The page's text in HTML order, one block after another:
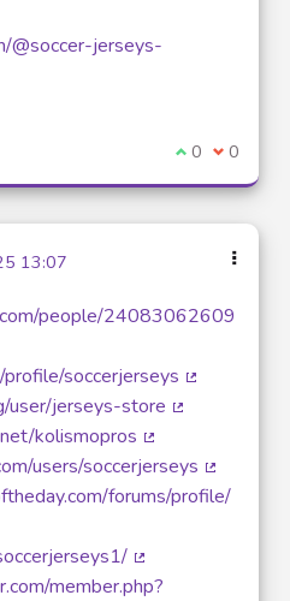
@soccer-jerseys-
I agree with
0 I 0
13:07
people/24083062609
link)soccerjerseys
user/jerseys-store
kolismopros
(External link)
users/soccerjerseys
(External
forums/profile/
(External link)
member.php?